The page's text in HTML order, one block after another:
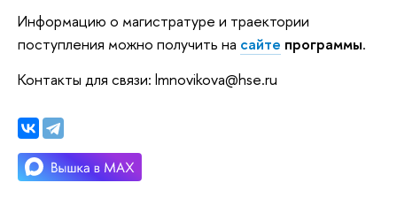
Информацию о магистратуре и траектории
поступления можно получить на сайте программы.
Контакты для связи: lmnovikova@hse.ru